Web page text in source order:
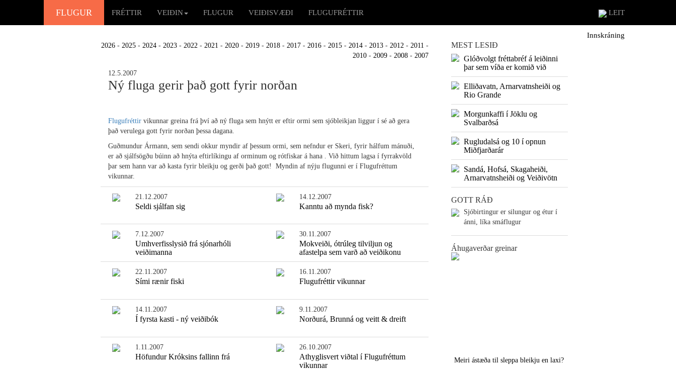
FLUGUR FRÉTTIR VEIÐIN FLUGUR VEIÐISVÆÐI FLUGUFRÉTTIR LEIT
Innskráning
2026 - 2025 - 2024 - 2023 - 2022 - 2021 - 2020 - 2019 - 2018 - 2017 - 2016 - 2015 - 2014 - 2013 - 2012 - 2011 -
2010 - 2009 - 2008 - 2007
12.5.2007
Ný fluga gerir það gott fyrir norðan
Flugufréttir vikunnar greina frá því að ný fluga sem hnýtt er eftir ormi sem sjóbleikjan liggur í sé að gera
það verulega gott fyrir norðan þessa dagana.
Guðmundur Ármann, sem sendi okkur myndir af þessum ormi, sem nefndur er Skeri, fyrir hálfum mánuði,
er að sjálfsögðu búinn að hnýta eftirlíkingu af orminum og rótfiskar á hana . Við hittum lagsa í fyrrakvöld
þar sem hann var að kasta fyrir bleikju og gerði það gott! Myndin af nýju flugunni er í Flugufréttum
vikunnar.
21.12.2007
Seldi sjálfan sig
14.12.2007
Kanntu að mynda fisk?
7.12.2007
Umhverfisslysið frá sjónarhóli
veiðimanna
30.11.2007
Mokveiði, ótrúleg tilviljun og
afastelpa sem varð að veiðikonu
22.11.2007
Sími rænir fiski
16.11.2007
Flugufréttir vikunnar
14.11.2007
Í fyrsta kasti - ný veiðibók
9.11.2007
Norðurá, Brunná og veitt & dreift
1.11.2007
Höfundur Króksins fallinn frá
26.10.2007
Athyglisvert viðtal í Flugufréttum
vikunnar
MEST LESIÐ
Glóðvolgt fréttabréf á leiðinni
þar sem víða er komið við
Elliðavatn, Arnarvatnsheiði og
Rio Grande
Morgunkaffi í Jöklu og
Svalbarðsá
Rugludalsá og 10 í opnun
Miðfjarðarár
Sandá, Hofsá, Skagaheiði,
Arnarvatnsheiði og Veiðivötn
GOTT RÁÐ
Sjóbirtingur er silungur og étur í
ánni, líka smáflugur
Áhugaverðar greinar
Einfaldasta fiskisúpan Meiri ástæða til sleppa bleikju en laxi?